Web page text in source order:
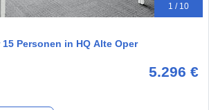
1 / 10
Personen in HQ Alte Oper
5.296 €